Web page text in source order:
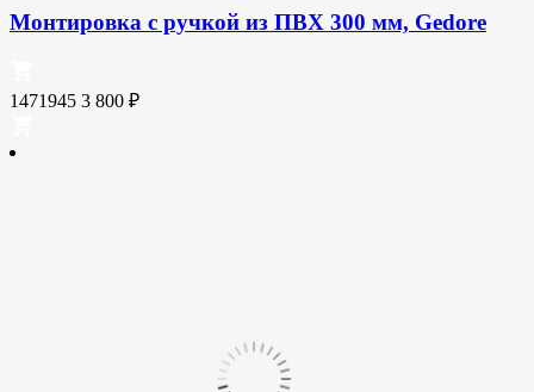
Монтировка с ручкой из ПВХ 300 мм, Gedore
1471945 3 800 ₽